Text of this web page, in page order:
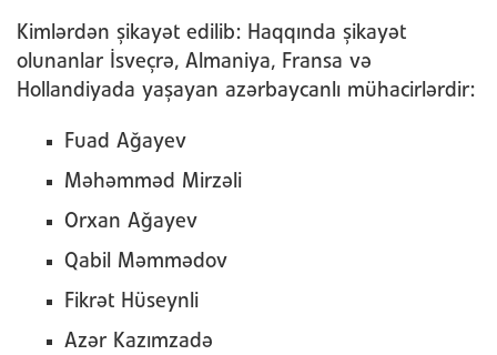
Kimlərdən şikayət edilib: Haqqında şikayət
olunanlar İsveçrə, Almaniya, Fransa və
Hollandiyada yaşayan azərbaycanlı mühacirlərdir:
Fuad Ağayev
Məhəmməd Mirzəli
Orxan Ağayev
Qabil Məmmədov
Fikrət Hüseynli
Azər Kazımzadə